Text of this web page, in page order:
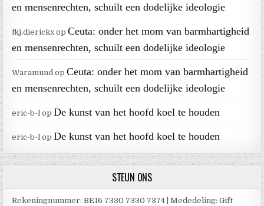
en mensenrechten, schuilt een dodelijke ideologie
fkj.dierickx opCeuta: onder het mom van barmhartigheid
en mensenrechten, schuilt een dodelijke ideologie
Waramund opCeuta: onder het mom van barmhartigheid
en mensenrechten, schuilt een dodelijke ideologie
eric-b-l op De kunst van het hoofd koel te houden
eric-b-l op De kunst van het hoofd koel te houden
STEUN ONS
Rekeningnummer: BE16 7330 7330 7374 | Mededeling: Gift